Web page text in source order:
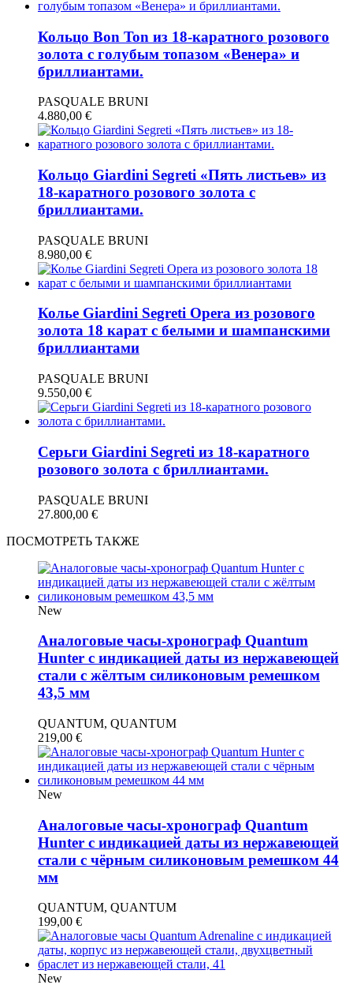
Кольцо Bon Ton из 18-каратного розового
золота с голубым топазом «Венера» и
бриллиантами.
PASQUALE BRUNI
4.880,00 €
Кольцо Giardini Segreti «Пять листьев» из
18-каратного розового золота с
бриллиантами.
PASQUALE BRUNI
8.980,00 €
Колье Giardini Segreti Opera из розового
золота 18 карат с белыми и шампанскими
бриллиантами
PASQUALE BRUNI
9.550,00 €
Серьги Giardini Segreti из 18-каратного
розового золота с бриллиантами.
PASQUALE BRUNI
27.800,00 €
ПОСМОТРЕТЬ ТАКЖЕ
New
Аналоговые часы-хронограф Quantum
Hunter с индикацией даты из нержавеющей
стали с жёлтым силиконовым ремешком
43,5 мм
QUANTUM, QUANTUM
219,00 €
New
Аналоговые часы-хронограф Quantum
Hunter с индикацией даты из нержавеющей
стали с чёрным силиконовым ремешком 44
мм
QUANTUM, QUANTUM
199,00 €
New